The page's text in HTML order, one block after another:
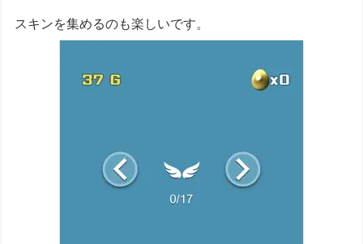
スキンを集めるのも楽しいです。